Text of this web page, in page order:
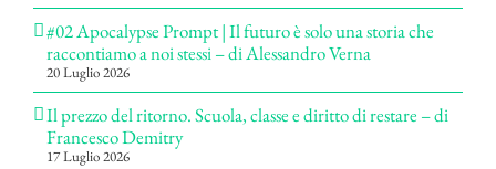
#02 Apocalypse Prompt | Il futuro è solo una storia che
raccontiamo a noi stessi – di Alessandro Verna
20 Luglio 2026
Il prezzo del ritorno. Scuola, classe e diritto di restare – di
Francesco Demitry
17 Luglio 2026